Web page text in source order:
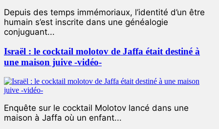
Depuis des temps immémoriaux, l’identité d’un être
humain s’est inscrite dans une généalogie
conjuguant...
Israël : le cocktail molotov de Jaffa était destiné à
une maison juive -vidéo-
Enquête sur le cocktail Molotov lancé dans une
maison à Jaffa où un enfant...